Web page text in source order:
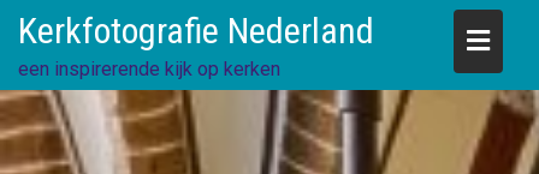
content
Kerkfotografie Nederland
een inspirerende kijk op kerken